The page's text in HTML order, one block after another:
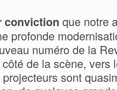
conviction que notre
profonde
numéro de la
de la scène, vers
sont